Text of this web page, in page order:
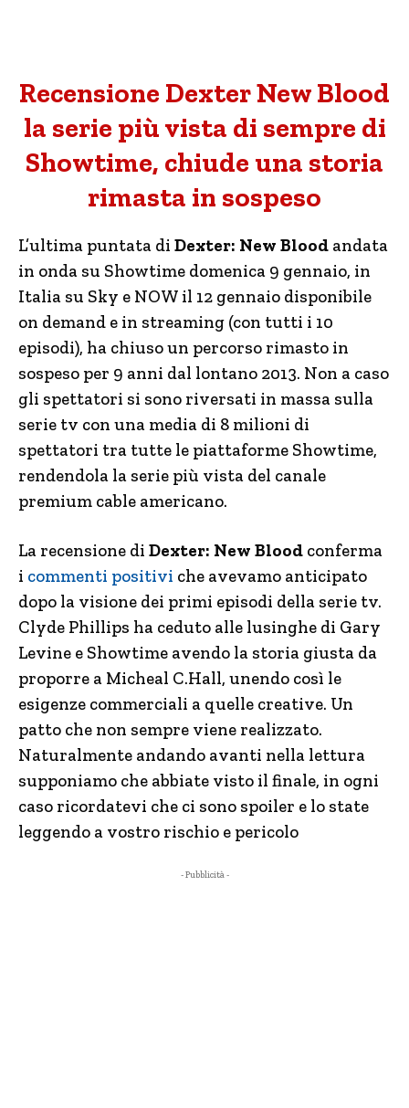
Recensione Dexter New Blood
la serie più vista di sempre di
Showtime, chiude una storia
rimasta in sospeso
L’ultima puntata di Dexter: New Blood andata
in onda su Showtime domenica 9 gennaio, in
Italia su Sky e NOW il 12 gennaio disponibile
on demand e in streaming (con tutti i 10
episodi), ha chiuso un percorso rimasto in
sospeso per 9 anni dal lontano 2013. Non a caso
gli spettatori si sono riversati in massa sulla
serie tv con una media di 8 milioni di
spettatori tra tutte le piattaforme Showtime,
rendendola la serie più vista del canale
premium cable americano.
La recensione di Dexter: New Blood conferma
i commenti positivi che avevamo anticipato
dopo la visione dei primi episodi della serie tv.
Clyde Phillips ha ceduto alle lusinghe di Gary
Levine e Showtime avendo la storia giusta da
proporre a Micheal C.Hall, unendo così le
esigenze commerciali a quelle creative. Un
patto che non sempre viene realizzato.
Naturalmente andando avanti nella lettura
supponiamo che abbiate visto il finale, in ogni
caso ricordatevi che ci sono spoiler e lo state
leggendo a vostro rischio e pericolo
- Pubblicità -